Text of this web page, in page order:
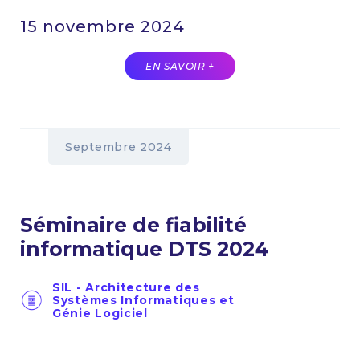
15 novembre 2024
EN SAVOIR +
Septembre 2024
Séminaire de fiabilité
informatique DTS 2024
SIL - Architecture des
Systèmes Informatiques et
Génie Logiciel